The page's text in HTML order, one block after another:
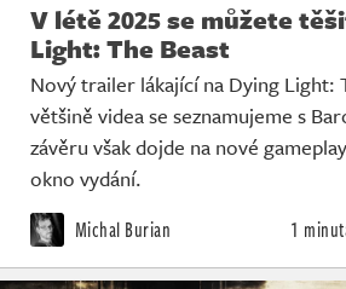
V létě 2025 se můžete
Light: The Beast
Nový trailer lákající na Dying Light:
většině videa se seznamujeme s
závěru však dojde na nové
okno vydání.
Michal Burian 1